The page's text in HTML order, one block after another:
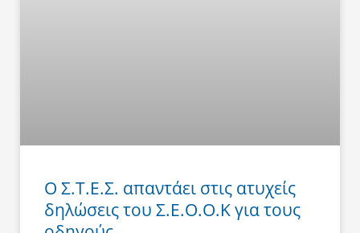
Ο Σ.Τ.Ε.Σ. απαντάει στις ατυχείς
δηλώσεις του Σ.Ε.Ο.Ο.Κ για τους